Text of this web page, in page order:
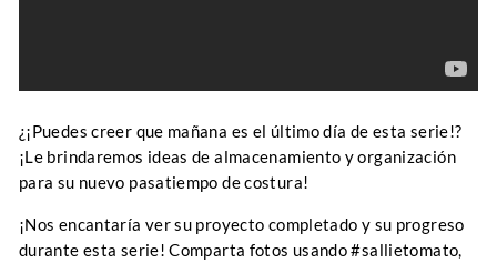
¿¡Puedes creer que mañana es el último día de esta serie!?
¡Le brindaremos ideas de almacenamiento y organización
para su nuevo pasatiempo de costura!
¡Nos encantaría ver su proyecto completado y su progreso
durante esta serie! Comparta fotos usando #sallietomato,